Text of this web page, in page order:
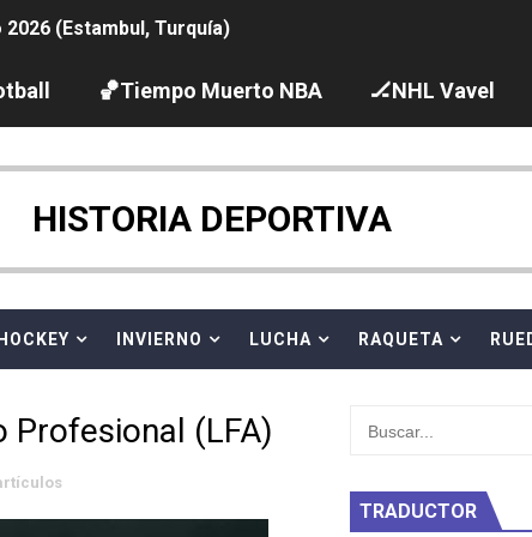
(Estambul, Turquía)
(París, Francia) - España domina junto al equipo
después a The Demand por tríos en el Grand
Francia)
🏀Tiempo Muerto NBA 🏒NHL Vavel
HISTORIA DEPORTIVA
HOCKEY INVIERNO LUCHA RAQUETA
Profesional (LFA)
TRADUCTOR